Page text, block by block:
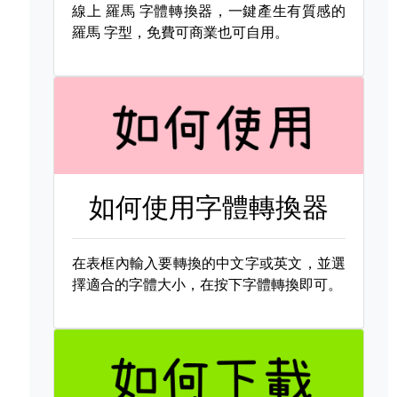
線上 羅馬 字體轉換器，一鍵產生有質感的
羅馬 字型，免費可商業也可自用。
如何使用字體轉換器
在表框內輸入要轉換的中文字或英文，並選
擇適合的字體大小，在按下字體轉換即可。